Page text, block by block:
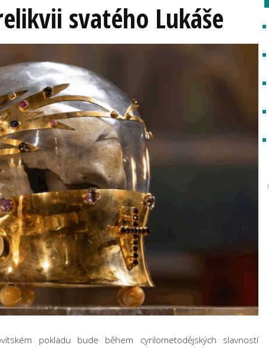
svatého Lukáše
pokladu bude během cyrilometodějských slavností